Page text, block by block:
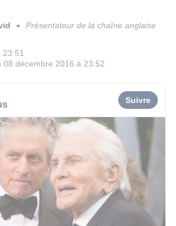
■ Présentateur de la chaîne anglaise
08 décembre 2016 à 23:52
Suivre